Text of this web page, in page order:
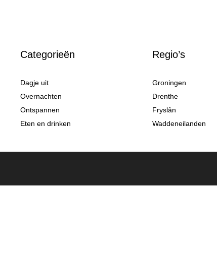
Categorieën
Dagje uit
Overnachten
Ontspannen
Eten en drinken
Regio’s
Groningen
Drenthe
Fryslân
Waddeneilanden